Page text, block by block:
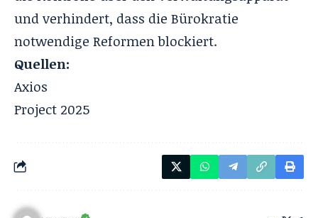
und verhindert, dass die Bürokratie
notwendige Reformen blockiert.
Quellen:
Axios
Project 2025